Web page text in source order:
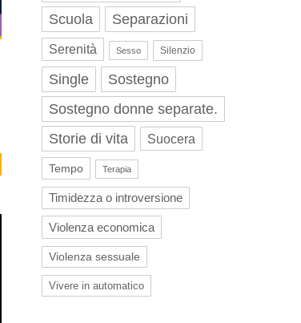
Scuola
Separazioni
Serenità Sesso Silenzio
Single
Sostegno
Sostegno donne separate.
Storie di vita
Suocera
Tempo Terapia
Timidezza o introversione
Violenza economica
Violenza sessuale
Vivere in automatico